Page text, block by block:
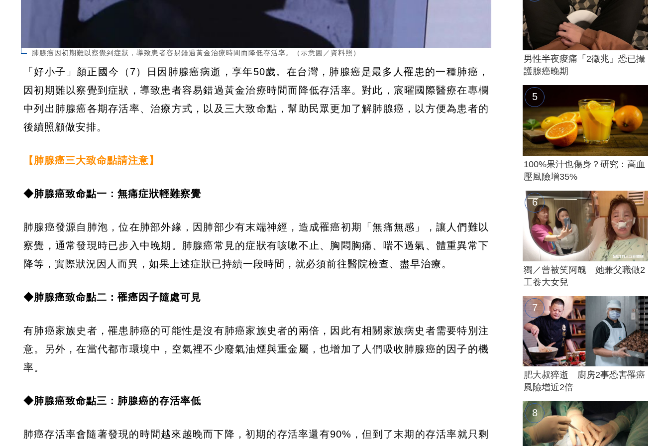
肺腺癌因初期難以察覺到症狀，導致患者容易錯過黃金治療時間而降低存活率。（示意圖／資料照）
「好小子」顏正國今（7）日因肺腺癌病逝，享年50歲。在台灣，肺腺癌是最多人罹患的一種肺癌，
因初期難以察覺到症狀，導致患者容易錯過黃金治療時間而降低存活率。對此，宸曜國際醫療在專欄
中列出肺腺癌各期存活率、治療方式，以及三大致命點，幫助民眾更加了解肺腺癌，以方便為患者的
後續照顧做安排。
【肺腺癌三大致命點請注意】
◆肺腺癌致命點一：無痛症狀輕難察覺
肺腺癌發源自肺泡，位在肺部外緣，因肺部少有末端神經，造成罹癌初期「無痛無感」，讓人們難以
察覺，通常發現時已步入中晚期。肺腺癌常見的症狀有咳嗽不止、胸悶胸痛、喘不過氣、體重異常下
降等，實際狀況因人而異，如果上述症狀已持續一段時間，就必須前往醫院檢查、盡早治療。
◆肺腺癌致命點二：罹癌因子隨處可見
有肺癌家族史者，罹患肺癌的可能性是沒有肺癌家族史者的兩倍，因此有相關家族病史者需要特別注
意。另外，在當代都市環境中，空氣裡不少廢氣油煙與重金屬，也增加了人們吸收肺腺癌的因子的機
率。
◆肺腺癌致命點三：肺腺癌的存活率低
肺癌存活率會隨著發現的時間越來越晚而下降，初期的存活率還有90%，但到了末期的存活率就只剩
男性半夜痠痛「2徵兆」恐已攝
護腺癌晚期
100%果汁也傷身？研究：高血
壓風險增35%
獨／曾被笑阿醜 她兼父職做2
工養大女兒
肥大叔猝逝 廚房2事恐害罹癌
風險增近2倍